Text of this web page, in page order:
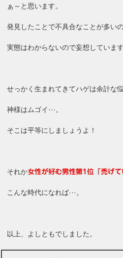
ぁ～と思います。
発見したことで不具合なことが多い
実態はわからないので妄想しています
せっかく生まれてきてハゲは余計な
神様はムゴイ···。
そこは平等にしましょうよ！
それか女性が好む男性第1位「禿げて
こんな時代になれば···。
以上、よしともでしました。